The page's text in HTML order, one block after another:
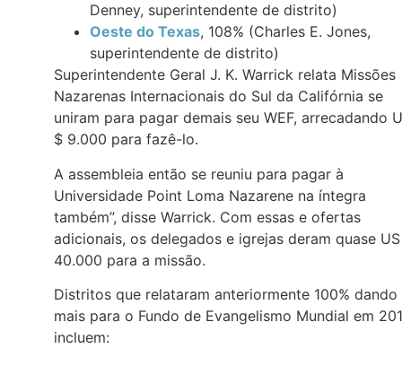
Denney, superintendente de distrito)
Oeste do Texas, 108% (Charles E. Jones,
superintendente de distrito)
Superintendente Geral J. K. Warrick relata Missões
Nazarenas Internacionais do Sul da Califórnia se
uniram para pagar demais seu WEF, arrecadando
$ 9.000 para fazê-lo.
A assembleia então se reuniu para pagar à
Universidade Point Loma Nazarene na íntegra
também”, disse Warrick. Com essas e ofertas
adicionais, os delegados e igrejas deram quase
40.000 para a missão.
Distritos que relataram anteriormente 100% dando
mais para o Fundo de Evangelismo Mundial em
incluem: